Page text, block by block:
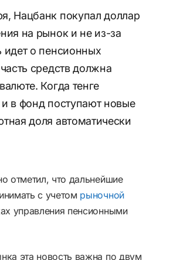
Нацбанк покупал доллар
на рынок и не из-за
идет о пенсионных
средств должна
Когда тенге
и в фонд поступают новые
доля автоматически
отметил, что дальнейшие
с учетом рыночной
управления пенсионными
эта новость важна по двум